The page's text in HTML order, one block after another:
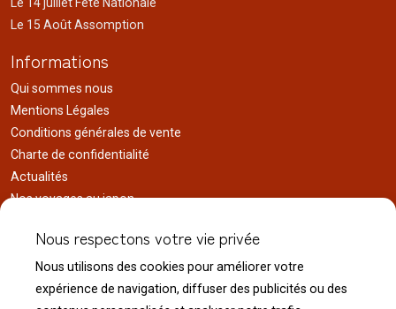
Le 15 Août Assomption
Informations
Qui sommes nous
Mentions Légales
Conditions générales de vente
Charte de confidentialité
Actualités
Nos voyages au japon
Liens utiles
Service client
Nous respectons votre vie privée
Nous utilisons des cookies pour améliorer votre
expérience de navigation, diffuser des publicités ou des